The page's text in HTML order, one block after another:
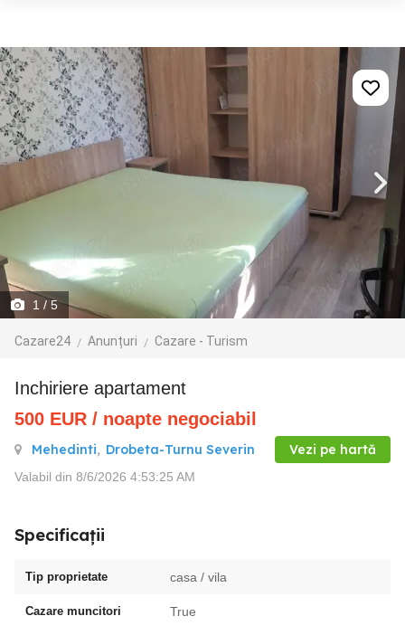
1 / 5
Cazare24 Anunțuri Cazare - Turism
inchiriere apartament
500 EUR / noapte negociabil
Mehedinti, Drobeta-Turnu Severin Vezi pe hartă
Valabil din 8/6/2026 4:53:25 AM
Specificații
Tip proprietate casa / vila
Cazare muncitori True